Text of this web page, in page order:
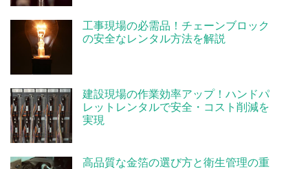
工事現場の必需品！チェーンブロック
の安全なレンタル方法を解説
建設現場の作業効率アップ！ハンドパ
レットレンタルで安全・コスト削減を
実現
高品質な金箔の選び方と衛生管理の重